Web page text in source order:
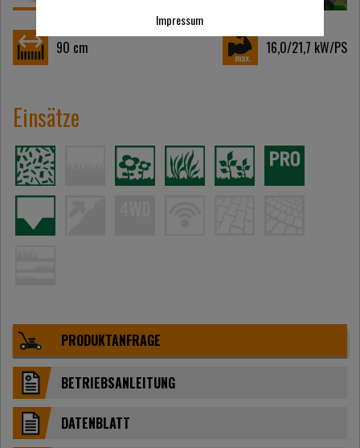
90 cm 16,0/21,7 kW/PS
Einsätze
PRODUKTANFRAGE
BETRIEBSANLEITUNG
DATENBLATT
Impressum